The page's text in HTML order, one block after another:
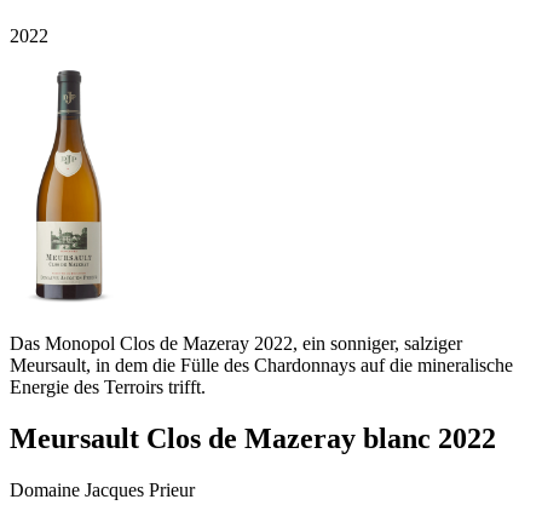
2022
Das Monopol Clos de Mazeray 2022, ein sonniger, salziger
Meursault, in dem die Fülle des Chardonnays auf die mineralische
Energie des Terroirs trifft.
Meursault Clos de Mazeray blanc 2022
Domaine Jacques Prieur